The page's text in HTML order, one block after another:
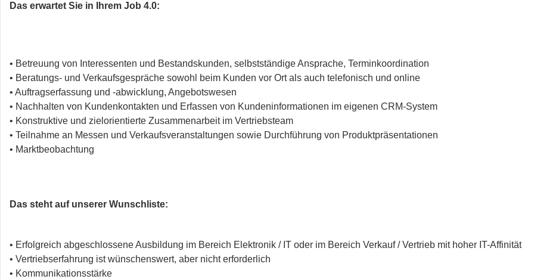
Das erwartet Sie in Ihrem Job 4.0:
• Betreuung von Interessenten und Bestandskunden, selbstständige Ansprache, Terminkoordination
• Beratungs- und Verkaufsgespräche sowohl beim Kunden vor Ort als auch telefonisch und online
• Auftragserfassung und -abwicklung, Angebotswesen
• Nachhalten von Kundenkontakten und Erfassen von Kundeninformationen im eigenen CRM-System
• Konstruktive und zielorientierte Zusammenarbeit im Vertriebsteam
• Teilnahme an Messen und Verkaufsveranstaltungen sowie Durchführung von Produktpräsentationen
• Marktbeobachtung
Das steht auf unserer Wunschliste:
• Erfolgreich abgeschlossene Ausbildung im Bereich Elektronik / IT oder im Bereich Verkauf / Vertrieb mit hoher IT-Affinität
• Vertriebserfahrung ist wünschenswert, aber nicht erforderlich
• Kommunikationsstärke